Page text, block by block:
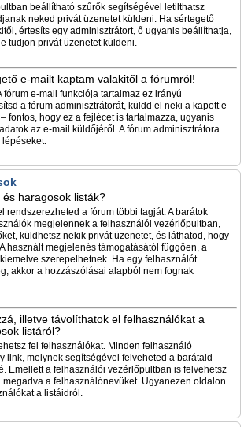
beállítható szűrők segítségével letilthatsz
neked privát üzenetet küldeni. Ha sértegető
értesíts egy adminisztrátort, ő ugyanis beállíthatja,
tudjon privát üzenetet küldeni.
e-mailt kaptam valakitől a fórumról!
fórum e-mail funkciója tartalmaz ez irányú
a fórum adminisztrátorát, küldd el neki a kapott e-
fontos, hogy ez a fejlécet is tartalmazza, ugyanis
az e-mail küldőjéről. A fórum adminisztrátora
lépéseket.
haragosok listák?
rendszerezheted a fórum többi tagját. A barátok
megjelennek a felhasználói vezérlőpultban,
küldhetsz nekik privát üzenetet, és láthatod, hogy
használt megjelenés támogatásától függően, a
szerepelhetnek. Ha egy felhasználót
akkor a hozzászólásai alapból nem fognak
illetve távolíthatok el felhasználókat a
listáról?
fel felhasználókat. Minden felhasználó
link, melynek segítségével felveheted a barátaid
Emellett a felhasználói vezérlőpultban is felvehetsz
a felhasználónevüket. Ugyanezen oldalon
a listáidról.